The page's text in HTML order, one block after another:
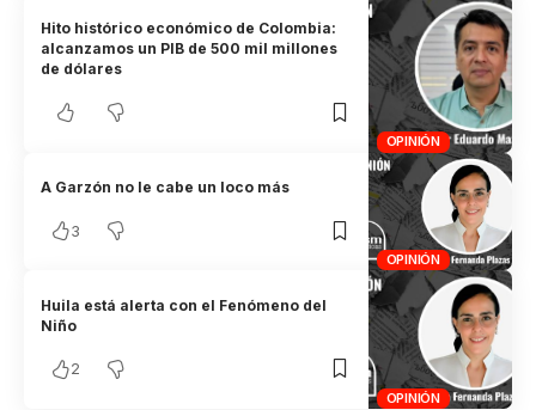
OPINIÓN
Hito histórico económico de Colombia:
alcanzamos un PIB de 500 mil millones
de dólares
OPINIÓN
A Garzón no le cabe un loco más
3
OPINIÓN
Huila está alerta con el Fenómeno del
Niño
2